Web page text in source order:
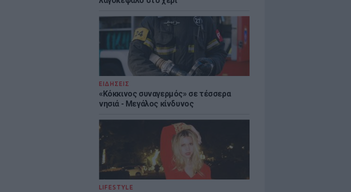
ΕΙΔΗΣΕΙΣ
«Κόκκινος συναγερμός» σε τέσσερα
νησιά - Μεγάλος κίνδυνος
LIFESTYLE